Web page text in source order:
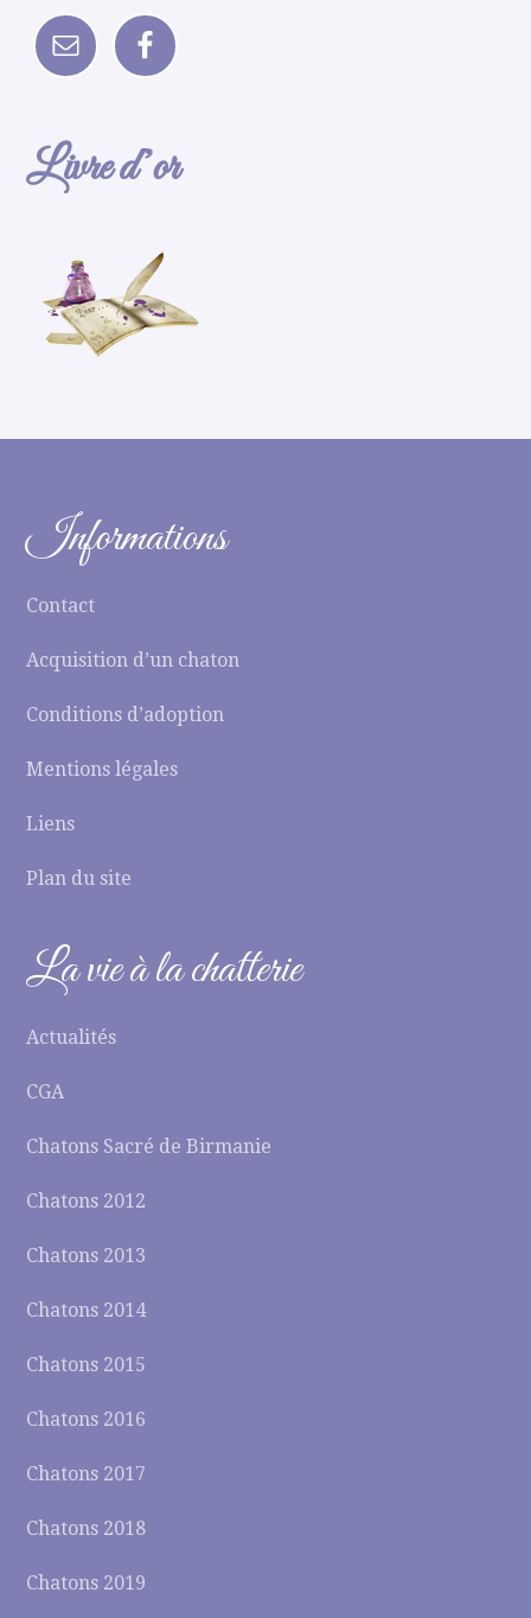
Livre d’or
Informations
Contact
Acquisition d’un chaton
Conditions d’adoption
Mentions légales
Liens
Plan du site
La vie à la chatterie
Actualités
CGA
Chatons Sacré de Birmanie
Chatons 2012
Chatons 2013
Chatons 2014
Chatons 2015
Chatons 2016
Chatons 2017
Chatons 2018
Chatons 2019